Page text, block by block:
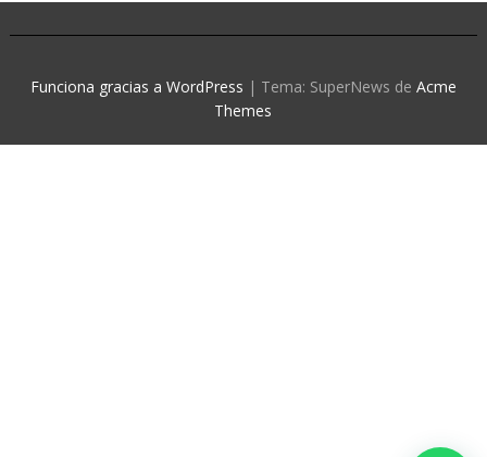
Funciona gracias a WordPress | Tema: SuperNews de Acme
Themes